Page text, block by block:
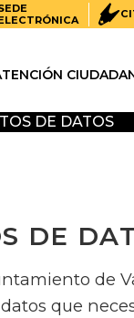
DE DATOS
DE
de
que